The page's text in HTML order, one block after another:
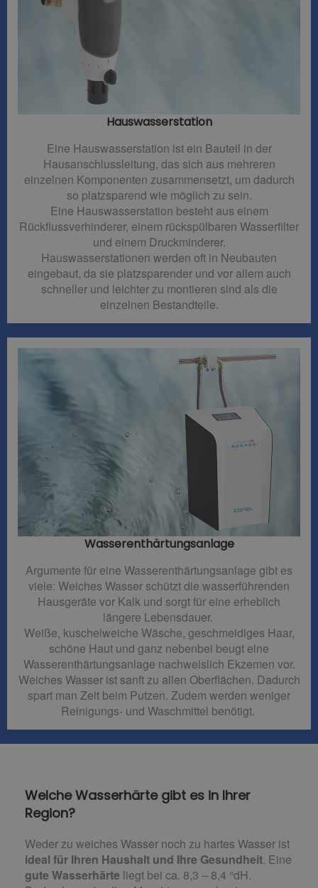
Hauswasserstation
Eine Hauswasserstation ist ein Bauteil in der
Hausanschlussleitung, das sich aus mehreren
einzelnen Komponenten zusammensetzt, um dadurch
so platzsparend wie möglich zu sein.
Eine Hauswasserstation besteht aus einem
Rückflussverhinderer, einem rückspülbaren Wasserfilter
und einem Druckminderer.
Hauswasserstationen werden oft in Neubauten
eingebaut, da sie platzsparender und vor allem auch
schneller und leichter zu montieren sind als die
einzelnen Bestandteile.
Wasserenthärtungsanlage
Argumente für eine Wasserenthärtungsanlage gibt es
viele: Weiches Wasser schützt die wasserführenden
Hausgeräte vor Kalk und sorgt für eine erheblich
längere Lebensdauer.
Weiße, kuschelweiche Wäsche, geschmeidiges Haar,
schöne Haut und ganz nebenbei beugt eine
Wasserenthärtungsanlage nachweislich Ekzemen vor.
Weiches Wasser ist sanft zu allen Oberflächen. Dadurch
spart man Zeit beim Putzen. Zudem werden weniger
Reinigungs- und Waschmittel benötigt.
Welche Wasserhärte gibt es in Ihrer
Region?
Weder zu weiches Wasser noch zu hartes Wasser ist
ideal für Ihren Haushalt und Ihre Gesundheit. Eine
gute Wasserhärte liegt bei ca. 8,3 – 8,4 °dH.